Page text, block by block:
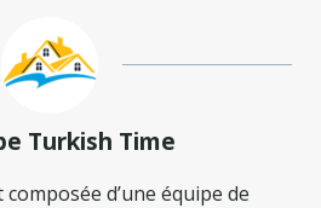
Turkish Time
d’une équipe de